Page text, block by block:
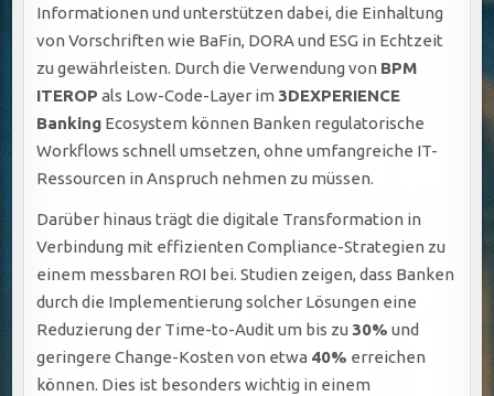
Informationen und unterstützen dabei, die Einhaltung
von Vorschriften wie BaFin, DORA und ESG in Echtzeit
zu gewährleisten. Durch die Verwendung von BPM
ITEROP als Low-Code-Layer im 3DEXPERIENCE
Banking Ecosystem können Banken regulatorische
Workflows schnell umsetzen, ohne umfangreiche IT-
Ressourcen in Anspruch nehmen zu müssen.
Darüber hinaus trägt die digitale Transformation in
Verbindung mit effizienten Compliance-Strategien zu
einem messbaren ROI bei. Studien zeigen, dass Banken
durch die Implementierung solcher Lösungen eine
Reduzierung der Time-to-Audit um bis zu 30% und
geringere Change-Kosten von etwa 40% erreichen
können. Dies ist besonders wichtig in einem